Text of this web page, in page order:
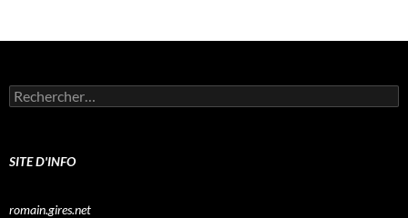
Rechercher :
SITE D'INFO
romain.gires.net